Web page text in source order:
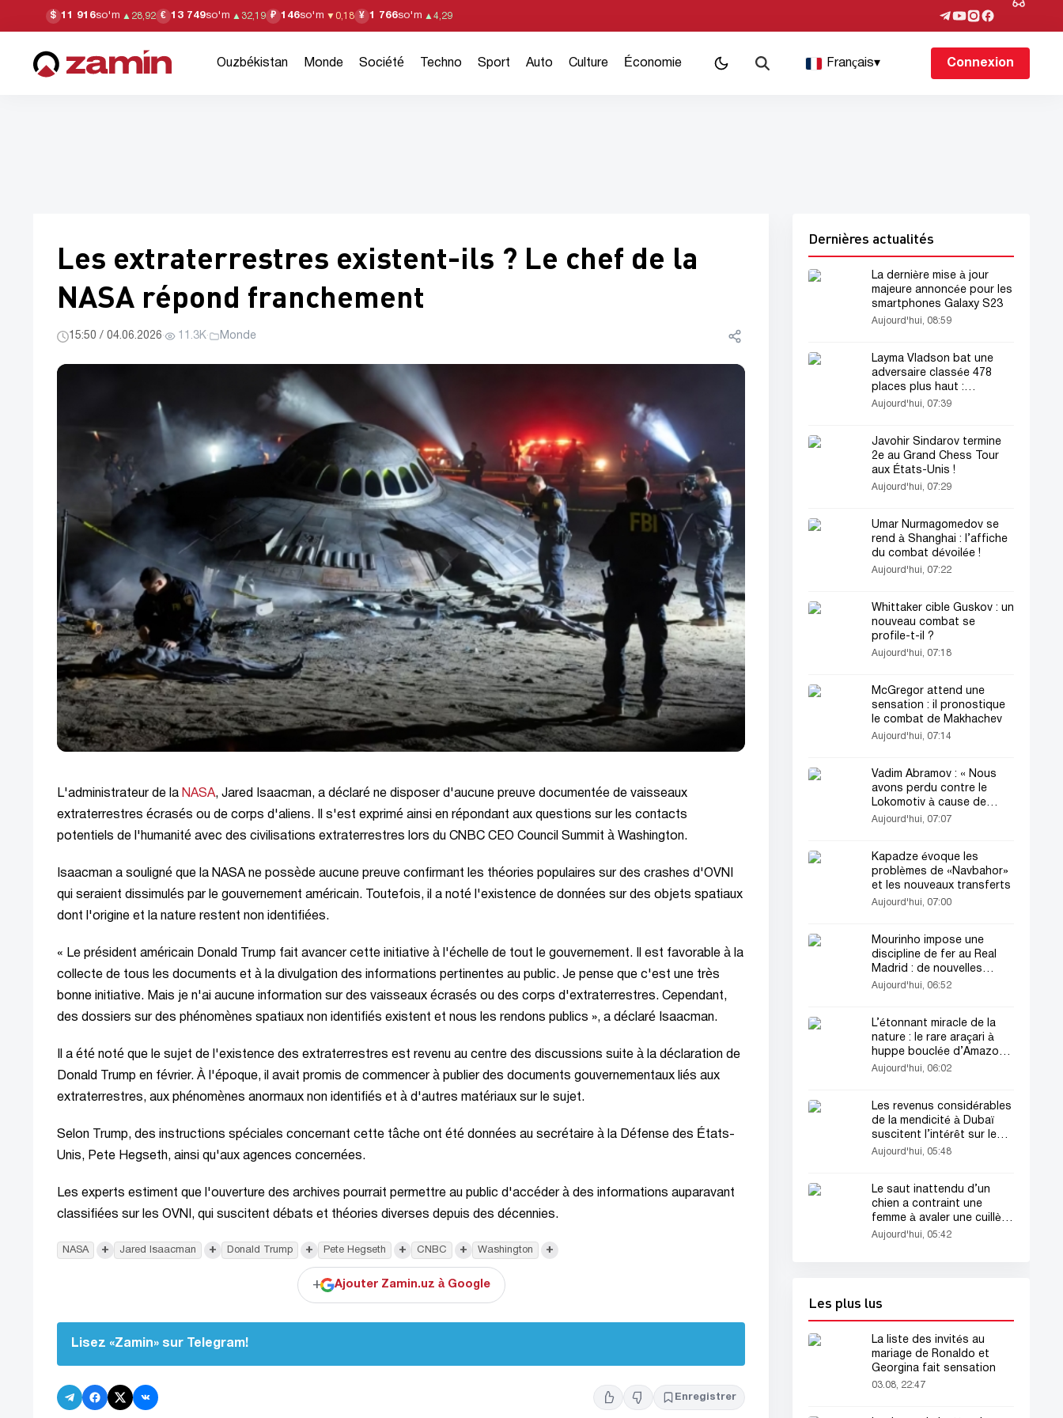
$ 11 916so'm ▲ 28,92 € 13 749so'm ▲ 32,19 ₽ 146so'm ▼ 0,18 ¥ 1 766so'm ▲ 4,29
Ouzbékistan Monde Société Techno Sport Auto Culture Économie Français▾ Connexion
Les extraterrestres existent-ils ? Le chef de la
NASA répond franchement
15:50 / 04.06.2026· 11.3K· Monde
L'administrateur de la NASA, Jared Isaacman, a déclaré ne disposer d'aucune preuve documentée de vaisseaux
extraterrestres écrasés ou de corps d'aliens. Il s'est exprimé ainsi en répondant aux questions sur les contacts
potentiels de l'humanité avec des civilisations extraterrestres lors du CNBC CEO Council Summit à Washington.
Isaacman a souligné que la NASA ne possède aucune preuve confirmant les théories populaires sur des crashes d'OVNI
qui seraient dissimulés par le gouvernement américain. Toutefois, il a noté l'existence de données sur des objets spatiaux
dont l'origine et la nature restent non identifiées.
« Le président américain Donald Trump fait avancer cette initiative à l'échelle de tout le gouvernement. Il est favorable à la
collecte de tous les documents et à la divulgation des informations pertinentes au public. Je pense que c'est une très
bonne initiative. Mais je n'ai aucune information sur des vaisseaux écrasés ou des corps d'extraterrestres. Cependant,
des dossiers sur des phénomènes spatiaux non identifiés existent et nous les rendons publics », a déclaré Isaacman.
Il a été noté que le sujet de l'existence des extraterrestres est revenu au centre des discussions suite à la déclaration de
Donald Trump en février. À l'époque, il avait promis de commencer à publier des documents gouvernementaux liés aux
extraterrestres, aux phénomènes anormaux non identifiés et à d'autres matériaux sur le sujet.
Selon Trump, des instructions spéciales concernant cette tâche ont été données au secrétaire à la Défense des États-
Unis, Pete Hegseth, ainsi qu'aux agences concernées.
Les experts estiment que l'ouverture des archives pourrait permettre au public d'accéder à des informations auparavant
classifiées sur les OVNI, qui suscitent débats et théories diverses depuis des décennies.
NASA + Jared Isaacman + Donald Trump + Pete Hegseth + CNBC + Washington +
+ Ajouter Zamin.uz à Google
Lisez «Zamin» sur Telegram!
Enregistrer
Dernières actualités
La dernière mise à jour
majeure annoncée pour les
smartphones Galaxy S23
Aujourd'hui, 08:59
Layma Vladson bat une
adversaire classée 478
places plus haut :
sensation à Leipzig !
Aujourd'hui, 07:39
Javohir Sindarov termine
2e au Grand Chess Tour
aux États-Unis !
Aujourd'hui, 07:29
Umar Nurmagomedov se
rend à Shanghai : l’affiche
du combat dévoilée !
Aujourd'hui, 07:22
Whittaker cible Guskov : un
nouveau combat se
profile-t-il ?
Aujourd'hui, 07:18
McGregor attend une
sensation : il pronostique
le combat de Makhachev
Aujourd'hui, 07:14
Vadim Abramov : « Nous
avons perdu contre le
Lokomotiv à cause de
l’erreur du VAR et de la
Aujourd'hui, 07:07
Kapadze évoque les
problèmes de «Navbahor»
et les nouveaux transferts
Aujourd'hui, 07:00
Mourinho impose une
discipline de fer au Real
Madrid : de nouvelles
règles entrent en vigueur
Aujourd'hui, 06:52
L’étonnant miracle de la
nature : le rare araçari à
huppe bouclée d’Amazonie
émerveille les scientifiques
Aujourd'hui, 06:02
Les revenus considérables
de la mendicité à Dubaï
suscitent l’intérêt sur les
réseaux sociaux
Aujourd'hui, 05:48
Le saut inattendu d’un
chien a contraint une
femme à avaler une cuillère
de 17 cm
Aujourd'hui, 05:42
Les plus lus
La liste des invités au
mariage de Ronaldo et
Georgina fait sensation
03.08, 22:47